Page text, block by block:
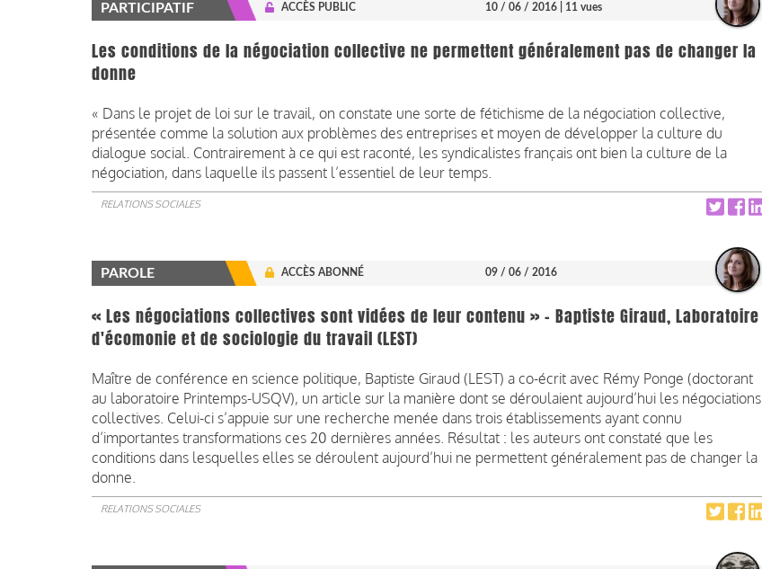
PARTICIPATIF ACCÈS PUBLIC 10 / 06 / 2016 | 11 vues
Les conditions de la négociation collective ne permettent généralement pas de changer la
donne
« Dans le projet de loi sur le travail, on constate une sorte de fétichisme de la négociation collective,
présentée comme la solution aux problèmes des entreprises et moyen de développer la culture du
dialogue social. Contrairement à ce qui est raconté, les syndicalistes français ont bien la culture de la
négociation, dans laquelle ils passent l’essentiel de leur temps.
RELATIONS SOCIALES
PAROLE ACCÈS ABONNÉ 09 / 06 / 2016
« Les négociations collectives sont vidées de leur contenu » - Baptiste Giraud, Laboratoire
d'écomonie et de sociologie du travail (LEST)
Maître de conférence en science politique, Baptiste Giraud (LEST) a co-écrit avec Rémy Ponge (doctorant
au laboratoire Printemps-USQV), un article sur la manière dont se déroulaient aujourd’hui les négociations
collectives. Celui-ci s’appuie sur une recherche menée dans trois établissements ayant connu
d’importantes transformations ces 20 dernières années. Résultat : les auteurs ont constaté que les
conditions dans lesquelles elles se déroulent aujourd’hui ne permettent généralement pas de changer la
donne.
RELATIONS SOCIALES